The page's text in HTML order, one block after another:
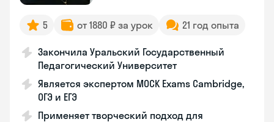
5 от 1880 ₽ за урок 21 год опыта
Закончила Уральский Государственный
Педагогический Университет
Является экспертом MOCK Exams Cambridge,
ОГЭ и ЕГЭ
Применяет творческий подход для